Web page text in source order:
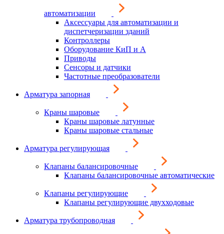
автоматизации
Аксессуары для автоматизации и
диспетчеризации зданий
Контроллеры
Оборудование КиП и А
Приводы
Сенсоры и датчики
Частотные преобразователи
Арматура запорная
Краны шаровые
Краны шаровые латунные
Краны шаровые стальные
Арматура регулирующая
Клапаны балансировочные
Клапаны балансировочные автоматические
Клапаны регулирующие
Клапаны регулирующие двухходовые
Арматура трубопроводная